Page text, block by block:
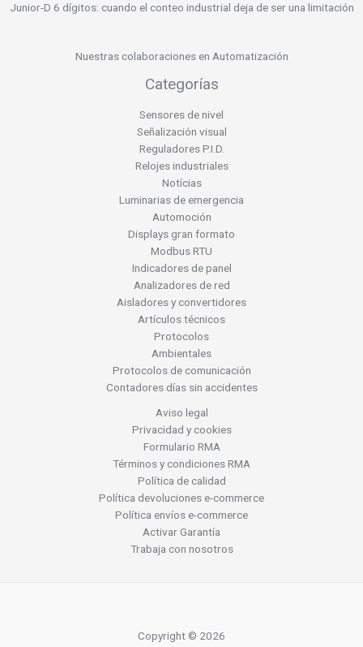
Junior-D 6 dígitos: cuando el conteo industrial deja de ser una limitación
Nuestras colaboraciones en Automatización
Categorías
Sensores de nivel
Señalización visual
Reguladores P.I.D.
Relojes industriales
Notícias
Luminarias de emergencia
Automoción
Displays gran formato
Modbus RTU
Indicadores de panel
Analizadores de red
Aisladores y convertidores
Artículos técnicos
Protocolos
Ambientales
Protocolos de comunicación
Contadores días sin accidentes
Aviso legal
Privacidad y cookies
Formulario RMA
Términos y condiciones RMA
Política de calidad
Política devoluciones e-commerce
Política envíos e-commerce
Activar Garantía
Trabaja con nosotros
Copyright © 2026